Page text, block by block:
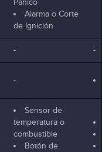
Pánico
Alarma o Corte
de Ignición
- -
-
Sensor de
temperatura o
combustible
Botón de